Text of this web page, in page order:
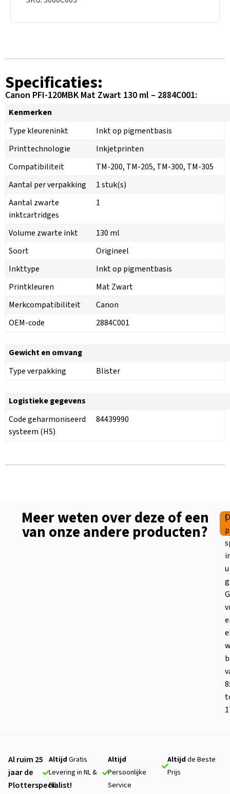
Specificaties:
Canon PFI-120MBK Mat Zwart 130 ml – 2884C001:
Kenmerken
Type kleureninkt
Inkt op pigmentbasis
Printtechnologie
Inkjetprinten
Compatibiliteit
TM-200, TM-205, TM-300, TM-305
Aantal per verpakking
1 stuk(s)
Aantal zwarte
inktcartridges
1
Volume zwarte inkt
130 ml
Soort
Origineel
Inkttype
Inkt op pigmentbasis
Printkleuren
Mat Zwart
Merkcompatibiliteit
Canon
OEM-code
2884C001
Gewicht en omvang
Type verpakking
Blister
Logistieke gegevens
Code geharmoniseerd
systeem (HS)
84439990
Meer weten over deze of een
van onze andere producten?
|
u
Al ruim 25
jaar de
Plotterspecialist!
Altijd Gratis
Levering in NL &
BE
Altijd
Persoonlijke
Service
Altijdde Beste
Prijs